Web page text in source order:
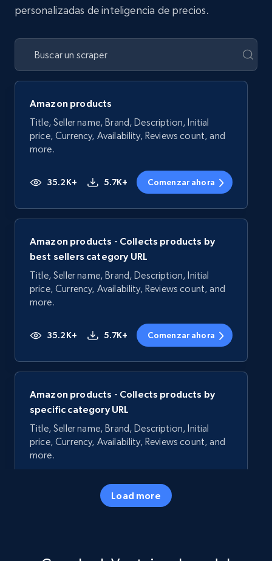
personalizadas de inteligencia de precios.
Amazon products
Title, Seller name, Brand, Description, Initial
price, Currency, Availability, Reviews count, and
more.
35.2K+ 5.7K+ Comenzar ahora
Amazon products - Collects products by
best sellers category URL
Title, Seller name, Brand, Description, Initial
price, Currency, Availability, Reviews count, and
more.
35.2K+ 5.7K+ Comenzar ahora
Amazon products - Collects products by
specific category URL
Title, Seller name, Brand, Description, Initial
price, Currency, Availability, Reviews count, and
more.
5.7K+ Comenzar ahora
Load more